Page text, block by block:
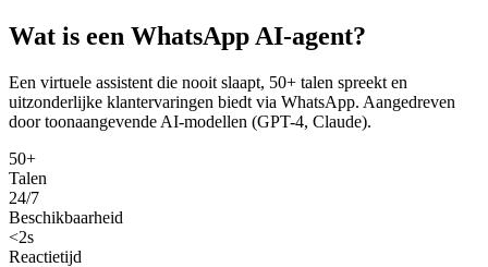
Wat is een WhatsApp AI-agent?
Een virtuele assistent die nooit slaapt, 50+ talen spreekt en
uitzonderlijke klantervaringen biedt via WhatsApp. Aangedreven
door toonaangevende AI-modellen (GPT-4, Claude).
50+
Talen
24/7
Beschikbaarheid
<2s
Reactietijd